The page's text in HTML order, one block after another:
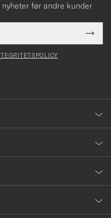
før andre kunder